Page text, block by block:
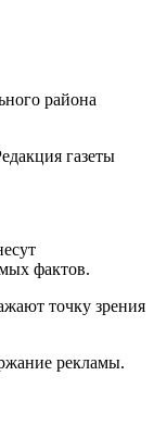
района
газеты
фактов.
точку зрения
рекламы.